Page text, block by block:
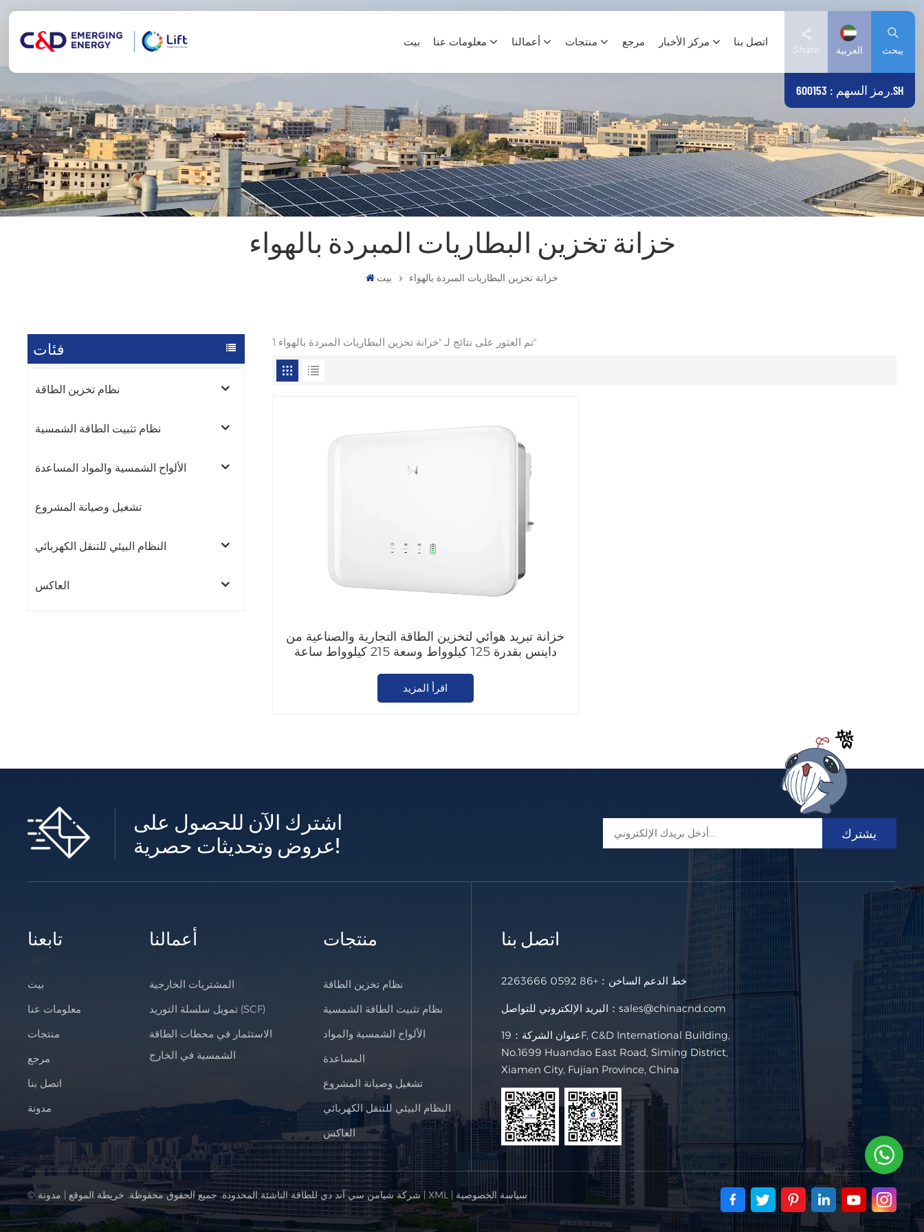
بيت معلومات عنا أعمالنا منتجات مرجع مركز الأخبار اتصل بنا
Share العربية
English
Deutsch
español
日本語
يبحث
رمز السهم : 600153.SH
خزانة تخزين البطاريات المبردة بالهواء
بيت خزانة تخزين البطاريات المبردة بالهواء
فئات
نظام تخزين الطاقة
نظام تثبيت الطاقة الشمسية
الألواح الشمسية والمواد المساعدة
تشغيل وصيانة المشروع
النظام البيئي للتنقل الكهربائي
العاكس
1 تم العثور على نتائج لـ "خزانة تخزين البطاريات المبردة بالهواء"
خزانة تبريد هوائي لتخزين الطاقة التجارية والصناعية من
داينس بقدرة 125 كيلوواط وسعة 215 كيلوواط ساعة
اقرأ المزيد
اشترك الآن للحصول على
عروض وتحديثات حصرية!
تابعنا
بيت
معلومات عنا
منتجات
مرجع
اتصل بنا
مدونة
أعمالنا
المشتريات الخارجية
تمويل سلسلة التوريد (SCF)
الاستثمار في محطات الطاقة
الشمسية في الخارج
منتجات
نظام تخزين الطاقة
نظام تثبيت الطاقة الشمسية
الألواح الشمسية والمواد
المساعدة
تشغيل وصيانة المشروع
النظام البيئي للتنقل الكهربائي
العاكس
اتصل بنا
خط الدعم الساخن： +86 0592 2263666
البريد الإلكتروني للتواصل：sales@chinacnd.com
عنوان الشركة：19F, C&D International Building,
No.1699 Huandao East Road, Siming District,
Xiamen City, Fujian Province, China
© شركة شيامن سي آند دي للطاقة الناشئة المحدودة. جميع الحقوق محفوظة. خريطة الموقع مدونة |XML| سياسة الخصوصية